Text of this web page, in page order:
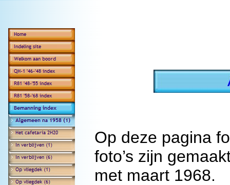
Op deze pagina
foto’s zijn
met maart 1968.